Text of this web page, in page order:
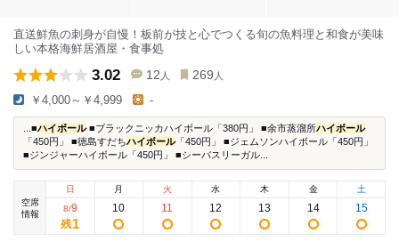
直送鮮魚の刺身が自慢！板前が技と心でつくる旬の魚料理と和食が美味
しい本格海鮮居酒屋・食事処
3.02 12 人 269 人
￥4,000～￥4,999 -
...■ハイボール■ブラックニッカハイボール「380円」 ■余市蒸溜所ハイボール
「450円」 ■徳島すだちハイボール「450円」 ■ジェムソンハイボール「450円」
■ジンジャーハイボール「450円」 ■シーバスリーガル...
空席
情報
日
8/9
残1
月
10
火
11
水
12
木
13
金
14
土
15